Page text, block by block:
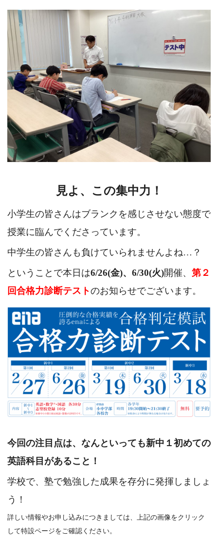
見よ、この集中力！
小学生の皆さんはブランクを感じさせない態度で
授業に臨んでくださっています。
中学生の皆さんも負けていられませんよね…？
ということで本日は6/26(金)、6/30(火)開催、 第２
回合格力診断テストのお知らせでございます。
今回の注目点は、なんといっても新中１初めての
英語科目があること！
学校で、塾で勉強した成果を存分に発揮しましょ
う！
詳しい情報やお申し込みにつきましては、上記の画像をクリック
して特設ページをご確認ください。